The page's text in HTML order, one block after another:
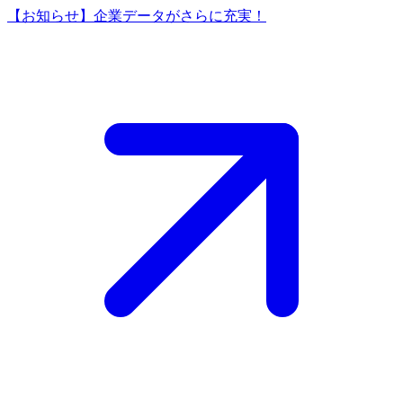
【お知らせ】企業データがさらに充実！